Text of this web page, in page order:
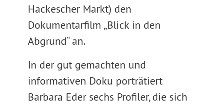
Hackescher Markt) den
Dokumentarfilm „Blick in den
Abgrund“ an.
In der gut gemachten und
informativen Doku porträtiert
Barbara Eder sechs Profiler, die sich